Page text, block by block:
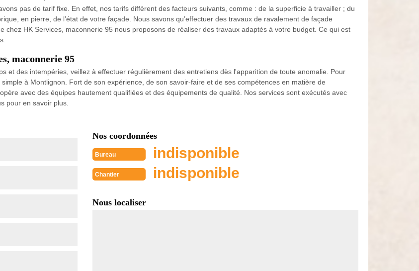
pas de tarif fixe. En effet, nos tarifs diffèrent des facteurs suivants, comme : de la superficie à travailler ; du
en pierre, de l’état de votre façade. Nous savons qu’effectuer des travaux de ravalement de façade
chez HK Services, maconnerie 95 nous proposons de réaliser des travaux adaptés à votre budget. Ce qui est
maconnerie 95
et des intempéries, veillez à effectuer régulièrement des entretiens dès l'apparition de toute anomalie. Pour
à Montlignon. Fort de son expérience, de son savoir-faire et de ses compétences en matière de
avec des équipes hautement qualifiées et des équipements de qualité. Nos services sont exécutés avec
pour en savoir plus.
Nos coordonnées
Bureau indisponible
Chantier indisponible
Nous localiser